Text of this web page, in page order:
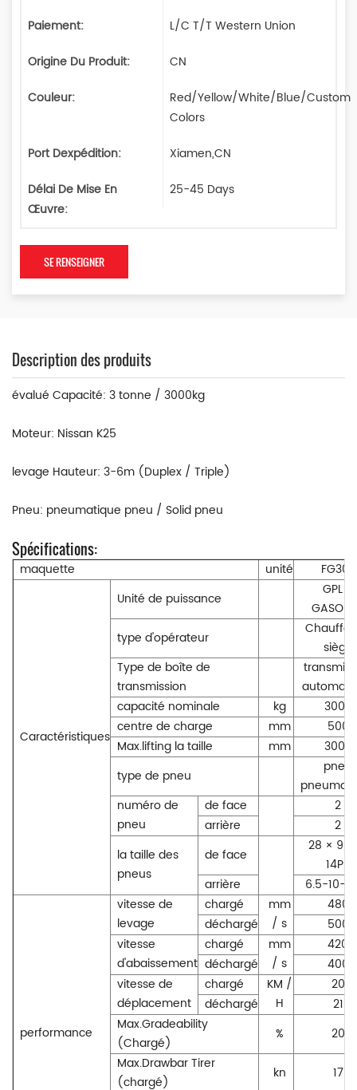
Paiement:
L/C T/T Western Union
Origine Du Produit:
CN
Couleur:
Red/Yellow/White/Blue/Custom
Colors
Port Dexpédition:
Xiamen,CN
Délai De Mise En
Œuvre:
25-45 Days
SE RENSEIGNER
Description des produits
évalué Capacité: 3 tonne / 3000kg
Moteur: Nissan K25
levage Hauteur: 3-6m (Duplex / Triple)
Pneu: pneumatique pneu / Solid pneu
Spécifications:
maquette unité FG30T
Caractéristiques
Unité de puissance
GPL &
type d'opérateur
siège
Type de boîte de
transmission
capacité nominale
kg
3000
centre de charge
mm
500
Max.lifting la taille
mm
3000
type de pneu
pneu
numéro de
pneu
de face
2
arrière
2
la taille des
pneus
de face
28 × 9-
14PR
arrière
6.5-10-
performance
vitesse de
levage
chargé
mm
/ s
480
déchargé
500
vitesse
d'abaissement
chargé
mm
/ s
420
déchargé
400
vitesse de
déplacement
chargé
KM /
H
20
déchargé
21
Max.Gradeability
(Chargé)
%
20
Max.Drawbar Tirer
(chargé)
kn 17